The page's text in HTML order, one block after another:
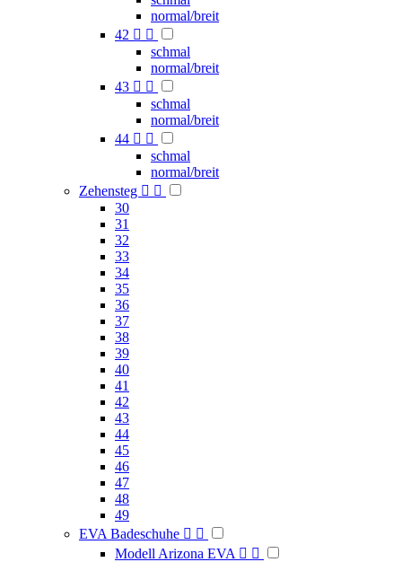
normal/breit
42  
schmal
normal/breit
43  
schmal
normal/breit
44  
schmal
normal/breit
Zehensteg  
30
31
32
33
34
35
36
37
38
39
40
41
42
43
44
45
46
47
48
49
EVA Badeschuhe  
Modell Arizona EVA  